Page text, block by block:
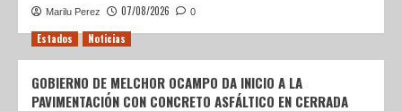
Marilu Perez 07/08/2026 0
Estados Noticias
GOBIERNO DE MELCHOR OCAMPO DA INICIO A LA
PAVIMENTACIÓN CON CONCRETO ASFÁLTICO EN CERRADA